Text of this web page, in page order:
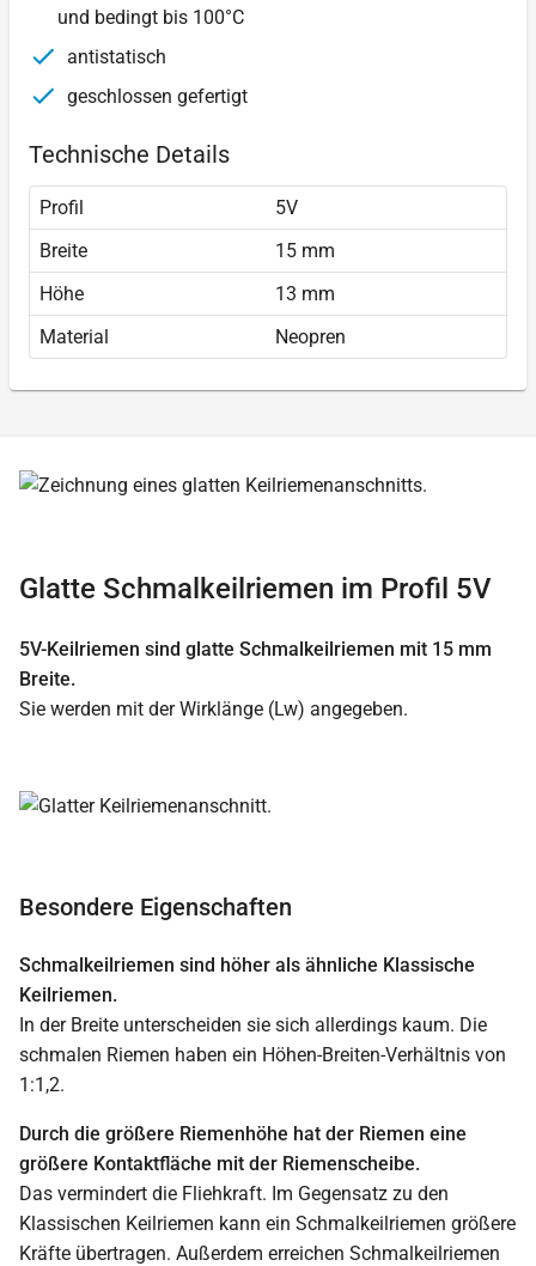
und bedingt bis 100°C
antistatisch
geschlossen gefertigt
Technische Details
Profil
5V
Breite
15 mm
Höhe
13 mm
Material
Neopren
Glatte Schmalkeilriemen im Profil 5V
5V-Keilriemen sind glatte Schmalkeilriemen mit 15 mm
Breite.
Sie werden mit der Wirklänge (Lw) angegeben.
Besondere Eigenschaften
Schmalkeilriemen sind höher als ähnliche Klassische
Keilriemen.
In der Breite unterscheiden sie sich allerdings kaum. Die
schmalen Riemen haben ein Höhen-Breiten-Verhältnis von
1:1,2.
Durch die größere Riemenhöhe hat der Riemen eine
größere Kontaktfläche mit der Riemenscheibe.
Das vermindert die Fliehkraft. Im Gegensatz zu den
Klassischen Keilriemen kann ein Schmalkeilriemen größere
Kräfte übertragen. Außerdem erreichen Schmalkeilriemen